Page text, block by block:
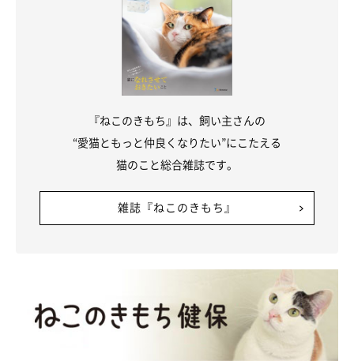
『ねこのきもち』は、飼い主さんの
“愛猫ともっと仲良くなりたい”にこたえる
猫のこと総合雑誌です。
雑誌『ねこのきもち』